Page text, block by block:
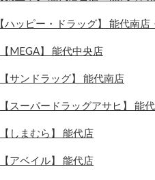
ハッピー・ドラッグ】 能代南店
【MEGA】 能代中央店
【サンドラッグ】 能代南店
【スーパードラッグアサヒ】 能
【しまむら】 能代店
【アベイル】 能代店